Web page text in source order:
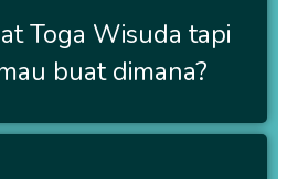
Toga Wisuda tapi
buat dimana?